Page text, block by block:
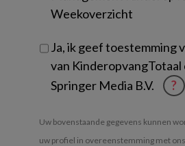
Weekoverzicht
Ja, ik geef toestemming
van KinderopvangTotaal
Springer Media B.V.
?
Uw bovenstaande gegevens kunnen
uw profiel in overeenstemming met ons